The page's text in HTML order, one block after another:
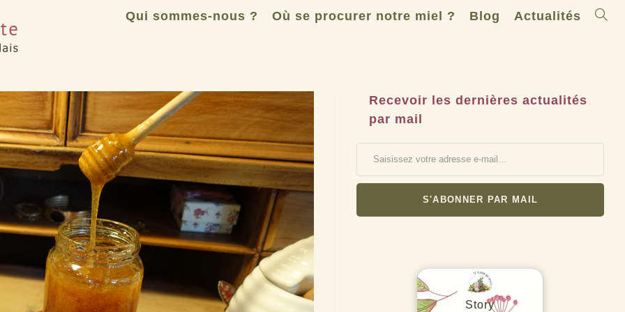
Qui sommes-nous ? Où se procurer notre miel ? Blog Actualités
Toggle
Recevoir les dernières actualités
par mail
Saisissez votre adresse e-mail…
S'ABONNER PAR MAIL
Story